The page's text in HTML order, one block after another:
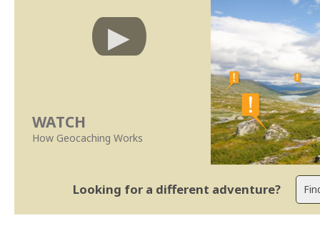
WATCH
How Geocaching Works
Looking for a different adventure?